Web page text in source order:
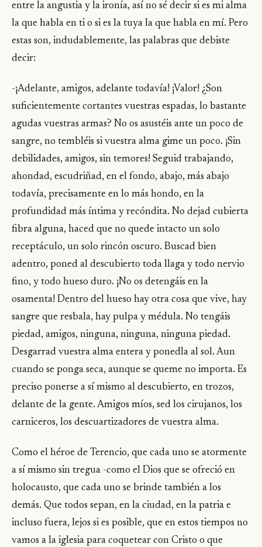
entre la angustia y la ironía, así no sé decir si es mi alma
la que habla en ti o si es la tuya la que habla en mí. Pero
estas son, indudablemente, las palabras que debiste
decir:
-¡Adelante, amigos, adelante todavía! ¡Valor! ¿Son
suficientemente cortantes vuestras espadas, lo bastante
agudas vuestras armas? No os asustéis ante un poco de
sangre, no tembléis si vuestra alma gime un poco. ¡Sin
debilidades, amigos, sin temores! Seguid trabajando,
ahondad, escudriñad, en el fondo, abajo, más abajo
todavía, precisamente en lo más hondo, en la
profundidad más íntima y recóndita. No dejad cubierta
fibra alguna, haced que no quede intacto un solo
receptáculo, un solo rincón oscuro. Buscad bien
adentro, poned al descubierto toda llaga y todo nervio
fino, y todo hueso duro. ¡No os detengáis en la
osamenta! Dentro del hueso hay otra cosa que vive, hay
sangre que resbala, hay pulpa y médula. No tengáis
piedad, amigos, ninguna, ninguna, ninguna piedad.
Desgarrad vuestra alma entera y ponedla al sol. Aun
cuando se ponga seca, aunque se queme no importa. Es
preciso ponerse a sí mismo al descubierto, en trozos,
delante de la gente. Amigos míos, sed los cirujanos, los
carniceros, los descuartizadores de vuestra alma.
Como el héroe de Terencio, que cada uno se atormente
a sí mismo sin tregua -como el Dios que se ofreció en
holocausto, que cada uno se brinde también a los
demás. Que todos sepan, en la ciudad, en la patria e
incluso fuera, lejos si es posible, que en estos tiempos no
vamos a la iglesia para coquetear con Cristo o que